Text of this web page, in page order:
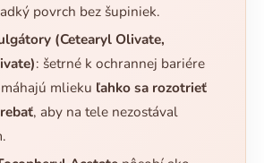
povrch bez šupiniek.
(Cetearyl Olivate,
: šetrné k ochrannej bariére
mlieku ľahko sa rozotrieť
, aby na tele nezostával